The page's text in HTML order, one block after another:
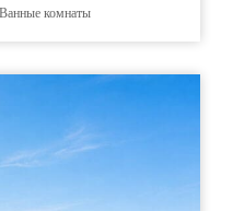
Ванные комнаты